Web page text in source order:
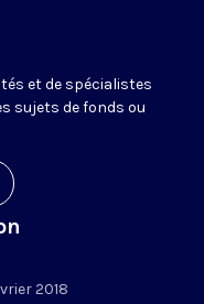
et de spécialistes
sujets de fonds ou
2018